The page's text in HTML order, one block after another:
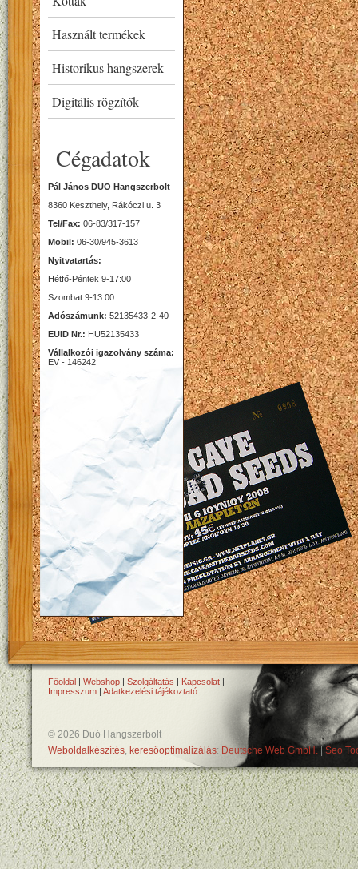
Használt termékek
Historikus hangszerek
Digitális rögzítők
Cégadatok
Pál János DUO Hangszerbolt
8360 Keszthely, Rákóczi u. 3
Tel/Fax: 06-83/317-157
Mobil: 06-30/945-3613
Nyitvatartás:
Hétfő-Péntek 9-17:00
Szombat 9-13:00
Adószámunk: 52135433-2-40
EUID Nr.: HU52135433
Vállalkozói igazolvány száma:
EV - 146242
Főoldal | Webshop | Szolgáltatás | Kapcsolat |
Impresszum | Adatkezelési tájékoztató
© 2026 Duó Hangszerbolt
Weboldalkészítés, keresőoptimalizálás: Deutsche Web GmbH. Seo